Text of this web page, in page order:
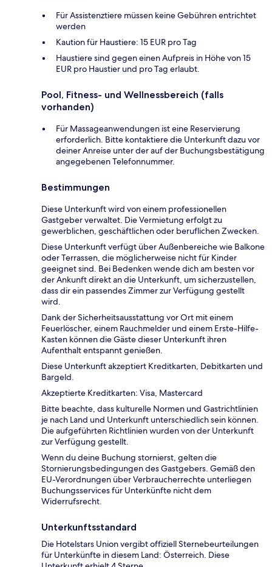
Für Assistenztiere müssen keine Gebühren entrichtet
werden
Kaution für Haustiere: 15 EUR pro Tag
Haustiere sind gegen einen Aufpreis in Höhe von 15
EUR pro Haustier und pro Tag erlaubt.
Pool, Fitness- und Wellnessbereich (falls
vorhanden)
Für Massageanwendungen ist eine Reservierung
erforderlich. Bitte kontaktiere die Unterkunft dazu vor
deiner Anreise unter der auf der Buchungsbestätigung
angegebenen Telefonnummer.
Bestimmungen
Diese Unterkunft wird von einem professionellen
Gastgeber verwaltet. Die Vermietung erfolgt zu
gewerblichen, geschäftlichen oder beruflichen Zwecken.
Diese Unterkunft verfügt über Außenbereiche wie Balkone
oder Terrassen, die möglicherweise nicht für Kinder
geeignet sind. Bei Bedenken wende dich am besten vor
der Ankunft direkt an die Unterkunft, um sicherzustellen,
dass dir ein passendes Zimmer zur Verfügung gestellt
wird.
Dank der Sicherheitsausstattung vor Ort mit einem
Feuerlöscher, einem Rauchmelder und einem Erste-Hilfe-
Kasten können die Gäste dieser Unterkunft ihren
Aufenthalt entspannt genießen.
Diese Unterkunft akzeptiert Kreditkarten, Debitkarten und
Bargeld.
Akzeptierte Kreditkarten: Visa, Mastercard
Bitte beachte, dass kulturelle Normen und Gastrichtlinien
je nach Land und Unterkunft unterschiedlich sein können.
Die aufgeführten Richtlinien wurden von der Unterkunft
zur Verfügung gestellt.
Wenn du deine Buchung stornierst, gelten die
Stornierungsbedingungen des Gastgebers. Gemäß den
EU-Verordnungen über Verbraucherrechte unterliegen
Buchungsservices für Unterkünfte nicht dem
Widerrufsrecht.
Unterkunftsstandard
Die Hotelstars Union vergibt offiziell Sternebeurteilungen
für Unterkünfte in diesem Land: Österreich. Diese